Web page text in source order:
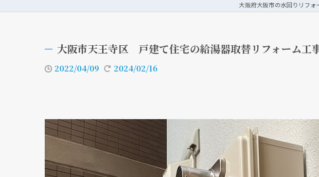
大阪府大阪市の水回りリフォ
大阪市天王寺区 戸建て住宅の給湯器取替リフォーム工
2022/04/09 2024/02/16